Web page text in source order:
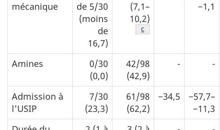
mécanique
de 5/30
(moins
de
16,7)
(7,1–
10,2)
Note de bas de page
c
−1,1
Amines
0/30
(0,0)
42/98
(42,9)
- -
Admission à
l'USIP
7/30
(23,3)
61/98
(62,2)
−34,5
−57,7–
−11,3